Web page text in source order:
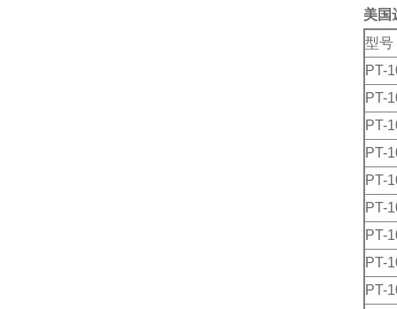
美国
型号
PT-
PT-
PT-
PT-
PT-
PT-
PT-
PT-
PT-